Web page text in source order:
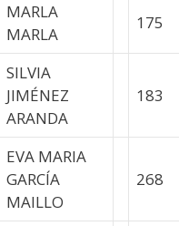
MARLA
MARLA
175
SILVIA
JIMÉNEZ
ARANDA
183
EVA MARIA
GARCÍA
MAILLO
268